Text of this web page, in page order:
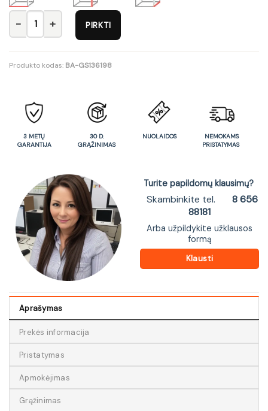
produkto kiekis: Komoda Irma IM4
PIRKTI
Produkto kodas: BA-GS136198
3 METŲ
GARANTIJA
30 D.
GRĄŽINIMAS
NUOLAIDOS
NEMOKAMS
PRISTATYMAS
Turite papildomų klausimų?
Skambinkite tel.
8 656
88181
Arba užpildykite užklausos
formą
Klausti
Aprašymas
Prekės informacija
Pristatymas
Apmokėjimas
Grąžinimas